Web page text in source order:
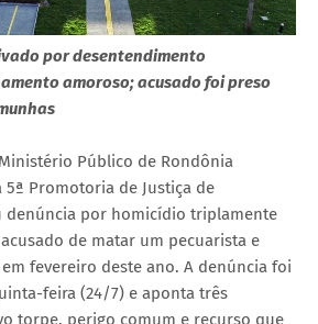
por desentendimento
amoroso; acusado foi preso
Público de Rondônia
5ª Promotoria de Justiça de
denúncia por homicídio triplamente
de matar um pecuarista e
fevereiro deste ano. A denúncia foi
feira (24/7) e aponta três
torpe, perigo comum e recurso que